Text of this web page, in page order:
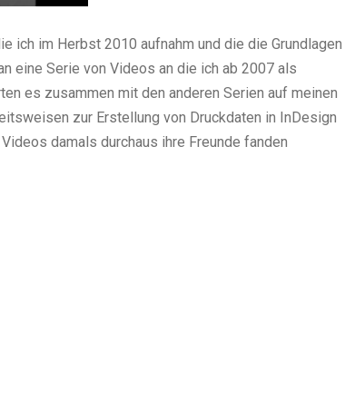
ich im Herbst 2010 aufnahm und die die Grundlagen
eine Serie von Videos an die ich ab 2007 als
es zusammen mit den anderen Serien auf meinen
zur Erstellung von Druckdaten in InDesign
damals durchaus ihre Freunde fanden